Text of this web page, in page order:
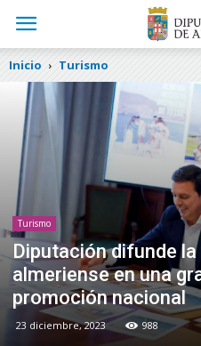
Inicio Turismo
Turismo
Diputación difunde
almeriense en una
promoción nacional
23 diciembre, 2023 988